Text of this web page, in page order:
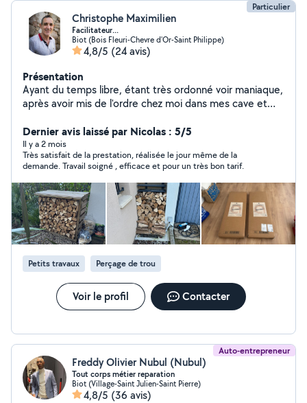
Particulier
Christophe Maximilien
Facilitateur...
Biot (Bois Fleuri-Chevre d'Or-Saint Philippe)
4,8/5 (24 avis)
Présentation
Ayant du temps libre, étant très ordonné voir maniaque,
après avoir mis de l'ordre chez moi dans mes cave et
vôtres. En même temps je peux aussi vous aider à
mettre en vente sur leboncoin les objets qui ne seront
plus utiles pour vous.
Dernier avis laissé par Nicolas : 5/5
Il y a 2 mois
Très satisfait de la prestation, réalisée le jour même de la
demande. Travail soigné , efficace et pour un très bon tarif.
Petits travaux Perçage de trou
Voir le profil Contacter
Auto-entrepreneur
Freddy Olivier Nubul (Nubul)
Tout corps métier reparation
Biot (Village-Saint Julien-Saint Pierre)
4,8/5 (36 avis)